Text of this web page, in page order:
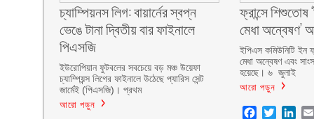
চ্যাম্পিয়নস লিগ: বায়ার্নের স্বপ্ন
ভেঙে টানা দ্বিতীয় বার ফাইনালে
পিএসজি
ইউরোপিয়ান ফুটবলের সবচেয়ে বড় মঞ্চ উয়েফা
চ্যাম্পিয়ন্স লিগের ফাইনালে উঠেছে প্যারিস সেন্ট
জার্মেই (পিএসজি)। প্রথম
আরো পড়ুন
ফ্রান্সে শিশুতোষ
মেধা অন্বেষণ’
ইপিএস কমিউনিটি ইন
মেধা অন্বেষণ এবং
হয়েছে। ৬ জুলাই
আরো পড়ুন
Facebook
Twitter